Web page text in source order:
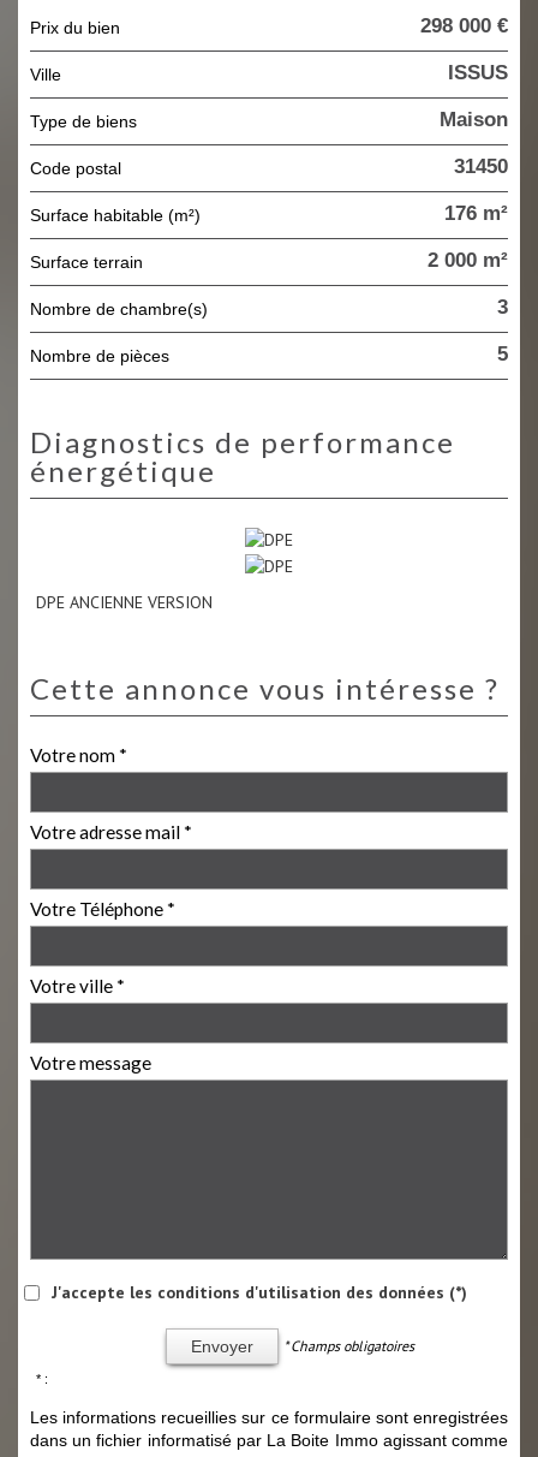
Prix du bien 298 000 €
Ville ISSUS
Type de biens Maison
Code postal 31450
Surface habitable (m²) 176 m²
surface terrain 2 000 m²
Nombre de chambre(s) 3
Nombre de pièces 5
diagnostics de performance
énergétique
DPE ANCIENNE VERSION
cette annonce vous intéresse ?
Votre nom *
Votre adresse mail *
Votre Téléphone *
Votre ville *
Votre message
J'accepte les conditions d'utilisation des données (*)
Envoyer * Champs obligatoires
* :
Les informations recueillies sur ce formulaire sont enregistrées
dans un fichier informatisé par La Boite Immo agissant comme